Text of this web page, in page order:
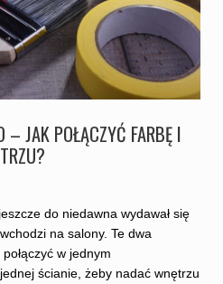
– JAK POŁĄCZYĆ FARBĘ I
do niedawna wydawał się
na salony. Te dwa
w jednym
ścianie, żeby nadać wnętrzu